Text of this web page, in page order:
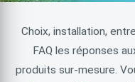
Choix, installation,
FAQ les réponses
produits sur-mesure.